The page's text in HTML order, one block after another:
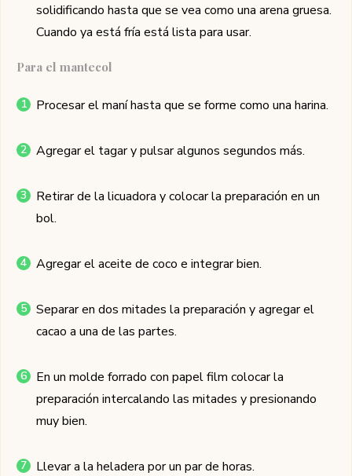
solidificando hasta que se vea como una arena gruesa.
Cuando ya está fría está lista para usar.
Para el mantecol
Procesar el maní hasta que se forme como una harina.
Agregar el tagar y pulsar algunos segundos más.
Retirar de la licuadora y colocar la preparación en un
bol.
Agregar el aceite de coco e integrar bien.
Separar en dos mitades la preparación y agregar el
cacao a una de las partes.
En un molde forrado con papel film colocar la
preparación intercalando las mitades y presionando
muy bien.
Llevar a la heladera por un par de horas.